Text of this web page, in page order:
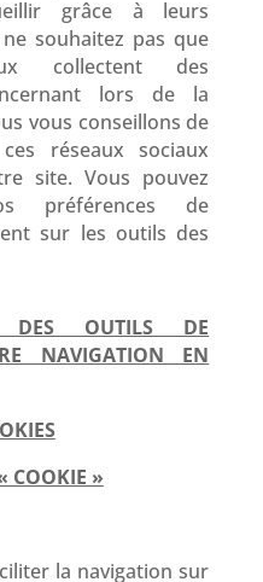
grâce à leurs
souhaitez pas que
collectent des
lors de la
vous conseillons de
réseaux sociaux
site. Vous pouvez
préférences de
sur les outils des
DES OUTILS DE
NAVIGATION EN
COOKIE »
la navigation sur